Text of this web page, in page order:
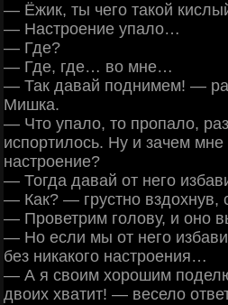
— Ёжик, ты чего такой
— Настроение упало…
— Где?
— Где, где… во мне…
— Так давай поднимем! —
Мишка.
— Что упало, то пропало,
испортилось. Ну и зачем
настроение?
— Тогда давай от него
— Как? — грустно вздохнув,
— Проветрим голову, и оно
— Но если мы от него
без никакого настроения…
— А я своим хорошим
двоих хватит! — весело